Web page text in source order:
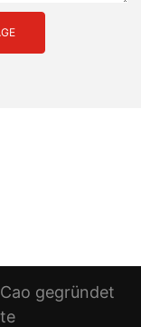
gegründet